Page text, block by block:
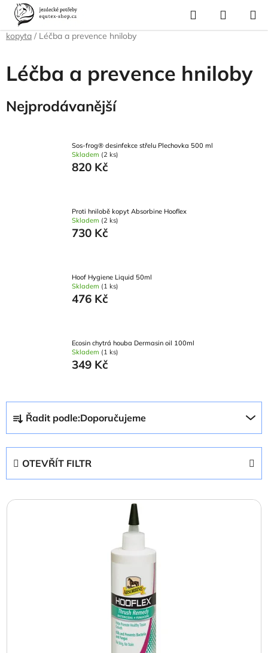
Přejít
obsah
Hledat
KOŠÍK
Domů
Pro koně
kopyta / Léčba a prevence hniloby
Léčba a prevence hniloby
Nejprodávanější
Sos-frog® desinfekce střelu Plechovka 500 ml
Skladem (2 ks)
820 Kč
Proti hnilobě kopyt Absorbine Hooflex
Skladem (2 ks)
730 Kč
Hoof Hygiene Liquid 50ml
Skladem (1 ks)
476 Kč
Ecosin chytrá houba Dermasin oil 100ml
Skladem (1 ks)
349 Kč
a
z
p
Řadit podle:Doporučujeme
OTEVŘÍT FILTR
V